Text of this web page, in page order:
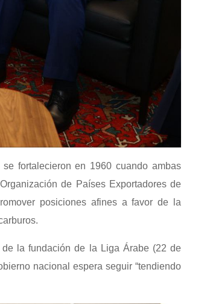
fortalecieron en 1960 cuando ambas
de Países Exportadores de
posiciones afines a favor de la
la fundación de la Liga Árabe (22 de
nacional espera seguir “tendiendo